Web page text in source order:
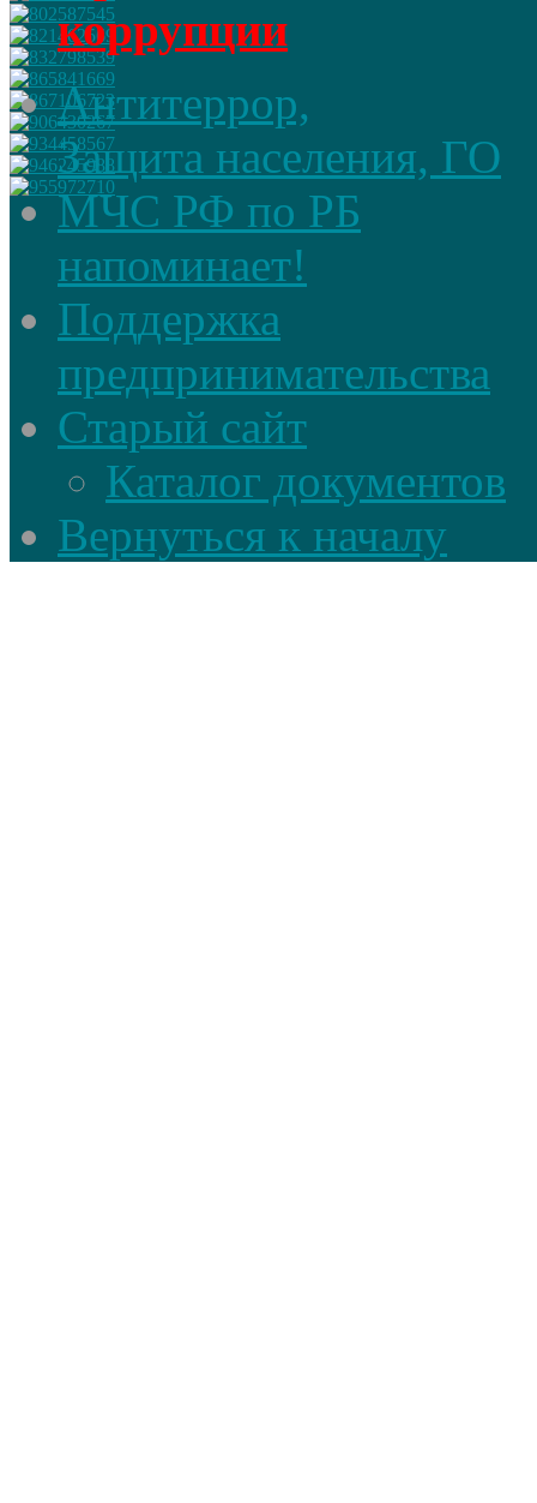
коррупции
Антитеррор,
Защита населения, ГО
МЧС РФ по РБ
напоминает!
Поддержка
предпринимательства
Старый сайт
Каталог документов
Вернуться к началу